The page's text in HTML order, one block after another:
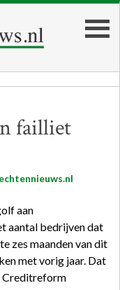
failliet
aan
aantal bedrijven dat
zes maanden van dit
met vorig jaar. Dat
Creditreform